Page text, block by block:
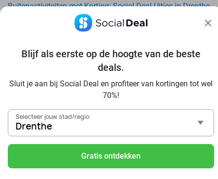
Blijf als eerste op de hoogte van de beste
deals.
Sluit je aan bij Social Deal en profiteer van kortingen tot wel
70%!
Selecteer jouw stad/regio:
Drenthe
Gratis ontdekken
Buitenactiviteiten met Korting: Social Deal Uitjes in Drenthe
Ga voordelig de padelbaan op met Social Deal in de buurt
Deal
Ontdek voordelig Pilates in Drenthe - Social Deal
omgeving
Voordelig genieten bij Sunparks met korting vanuit Drenthe
Met hoge korting naar de zonnebank in Drenthe
Skiën met korting in Drenthe? Ontdek de leukste skihallen
en indoor skibanen
Schaatsen in Drenthe en omgeving
Holiday on Ice tickets met korting in Drenthe
Social Deal voordeelshop: ah, zoveel mooie deals in regio